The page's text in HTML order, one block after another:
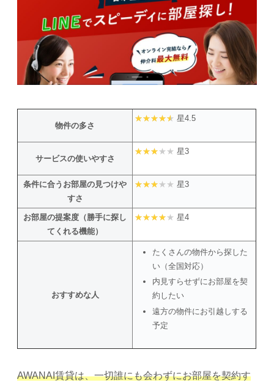
物件の多さ
星4.5
サービスの使いやすさ
星3
条件に合うお部屋の見つけや
すさ
星3
お部屋の提案度（勝手に探し
てくれる機能）
星4
おすすめな人
たくさんの物件から探した
い（全国対応）
内見すらせずにお部屋を契
約したい
遠方の物件にお引越しする
予定
AWANAI賃貸は、一切誰にも会わずにお部屋を契約す